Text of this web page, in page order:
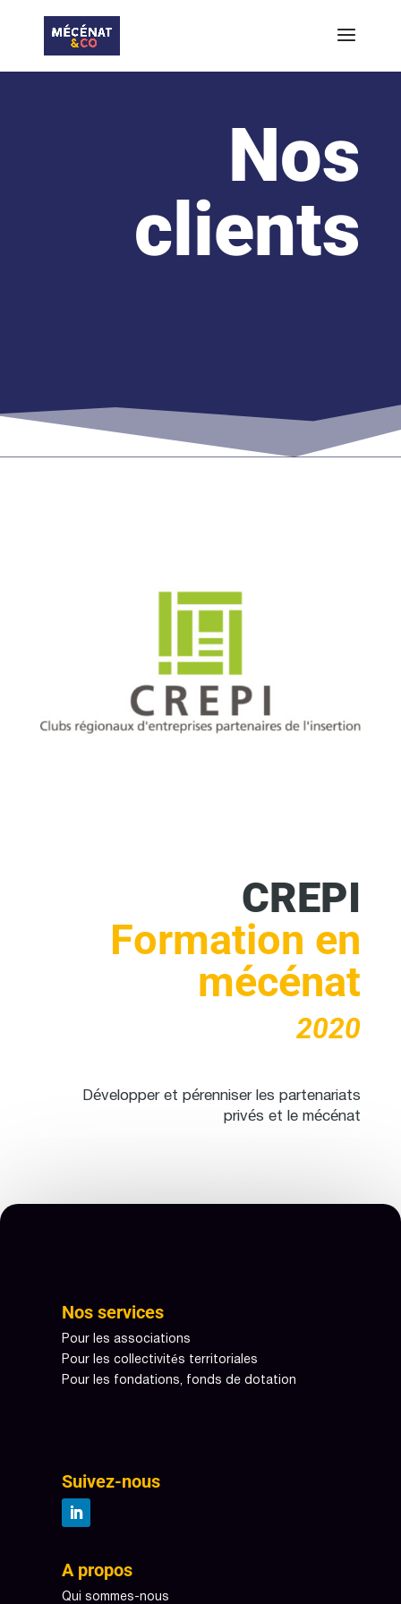
Nos
clients
CREPI
Formation en
mécénat
2020
Développer et pérenniser les partenariats
privés et le mécénat
Nos services
Pour les associations
Pour les collectivités territoriales
Pour les fondations, fonds de dotation
Suivez-nous
A propos
Qui sommes-nous